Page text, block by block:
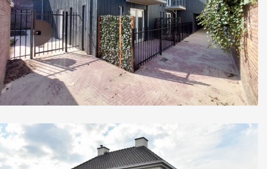
Nieuwbouw 4 woningen & 4
appartementen Utrecht